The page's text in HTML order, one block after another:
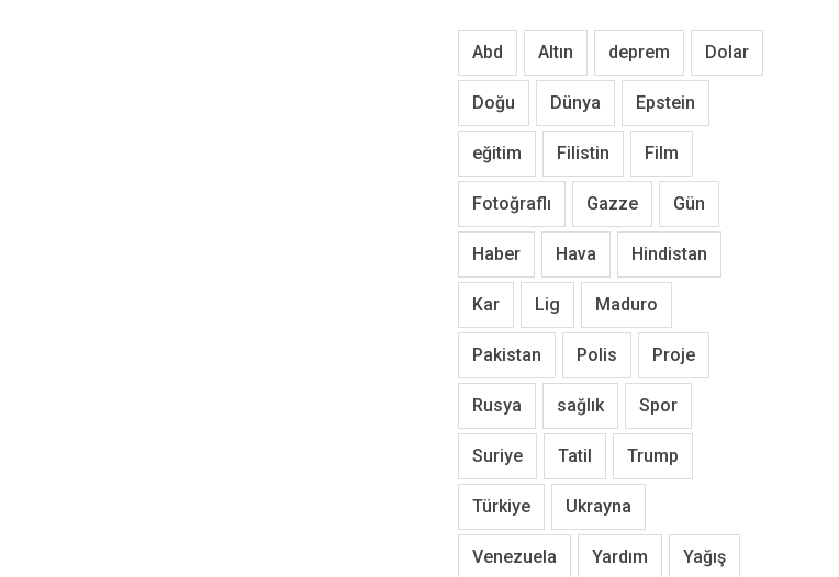
Abd Altın deprem Dolar
Doğu Dünya Epstein
eğitim Filistin Film
Fotoğraflı Gazze Gün
Haber Hava Hindistan
Kar Lig Maduro
Pakistan Polis Proje
Rusya sağlık Spor
Suriye Tatil Trump
Türkiye Ukrayna
Venezuela Yardım Yağış